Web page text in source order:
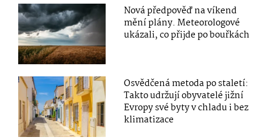
Nová předpověď na víkend
mění plány. Meteorologové
ukázali, co přijde po bouřkách
Osvědčená metoda po staletí:
Takto udržují obyvatelé jižní
Evropy své byty v chladu i bez
klimatizace